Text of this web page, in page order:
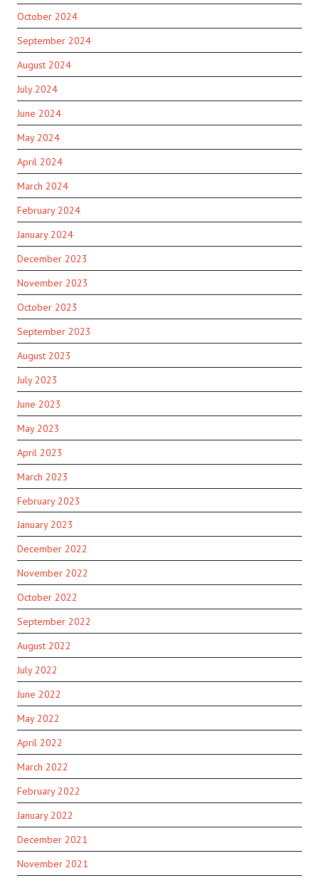
October 2024
September 2024
August 2024
July 2024
June 2024
May 2024
April 2024
March 2024
February 2024
January 2024
December 2023
November 2023
October 2023
September 2023
August 2023
July 2023
June 2023
May 2023
April 2023
March 2023
February 2023
January 2023
December 2022
November 2022
October 2022
September 2022
August 2022
July 2022
June 2022
May 2022
April 2022
March 2022
February 2022
January 2022
December 2021
November 2021